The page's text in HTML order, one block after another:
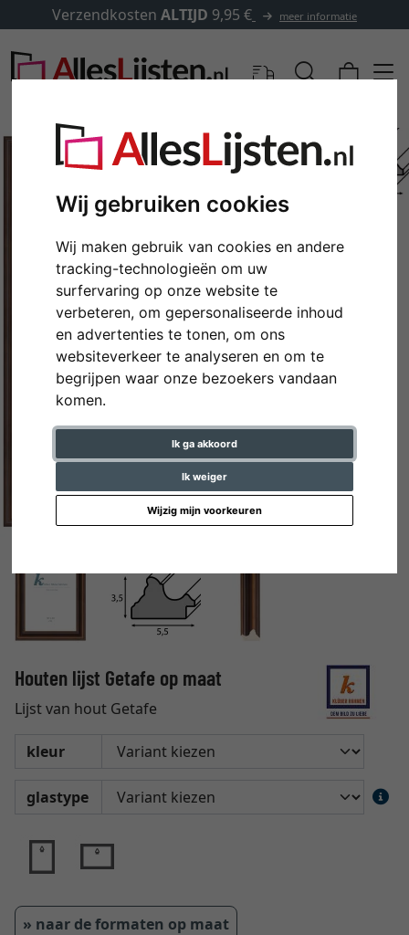
Wij gebruiken cookies
Wij maken gebruik van cookies en andere
tracking-technologieën om uw
surfervaring op onze website te
verbeteren, om gepersonaliseerde inhoud
en advertenties te tonen, om ons
websiteverkeer te analyseren en om te
begrijpen waar onze bezoekers vandaan
komen.
Ik ga akkoord
Ik weiger
Wijzig mijn voorkeuren
Verzendkosten ALTIJD 9,95 € meer informatie
Terug
Houten lijst Getafe op maat
Lijst van hout Getafe
kleur
glastype
» naar de formaten op maat